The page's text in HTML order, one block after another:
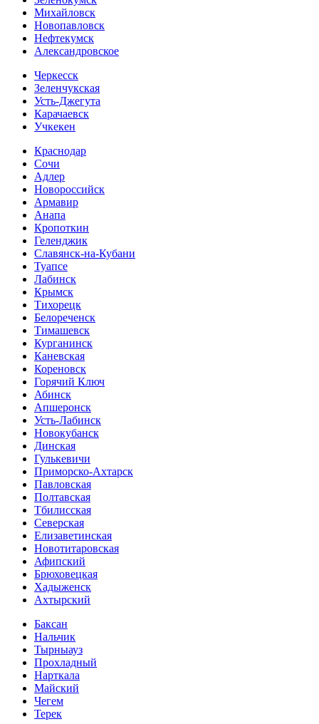
Михайловск
Новопавловск
Нефтекумск
Александровское
Черкесск
Зеленчукская
Усть-Джегута
Карачаевск
Учкекен
Краснодар
Сочи
Адлер
Новороссийск
Армавир
Анапа
Кропоткин
Геленджик
Славянск-на-Кубани
Туапсе
Лабинск
Крымск
Тихорецк
Белореченск
Тимашевск
Курганинск
Каневская
Кореновск
Горячий Ключ
Абинск
Апшеронск
Усть-Лабинск
Новокубанск
Динская
Гулькевичи
Приморско-Ахтарск
Павловская
Полтавская
Тбилисская
Северская
Елизаветинская
Новотитаровская
Афипский
Брюховецкая
Хадыженск
Ахтырский
Баксан
Нальчик
Тырныауз
Прохладный
Нарткала
Майский
Чегем
Терек